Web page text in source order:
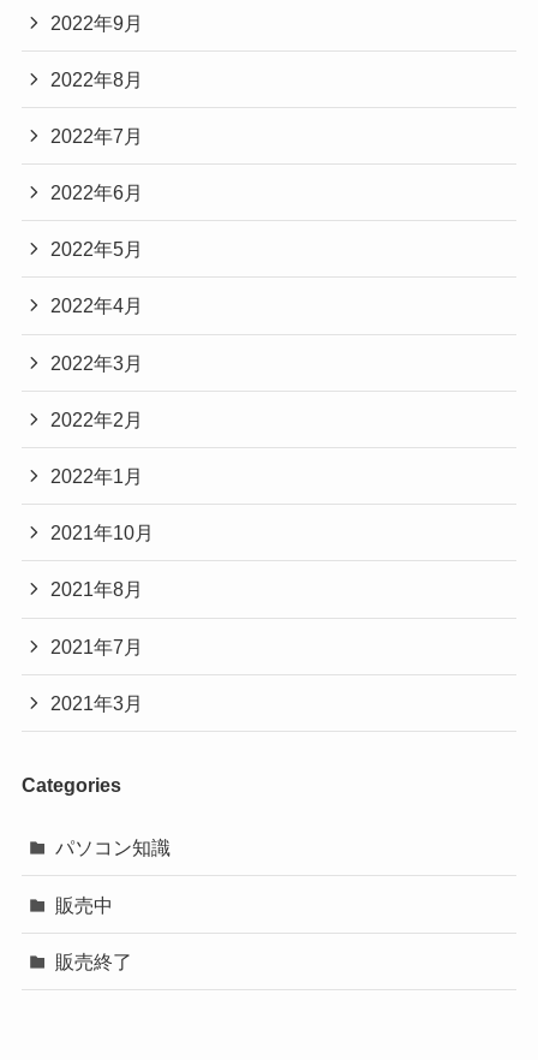
2022年9月
2022年8月
2022年7月
2022年6月
2022年5月
2022年4月
2022年3月
2022年2月
2022年1月
2021年10月
2021年8月
2021年7月
2021年3月
Categories
パソコン知識
販売中
販売終了